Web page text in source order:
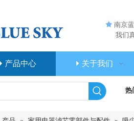
 南京
我们真
产品中心 关于我们
热